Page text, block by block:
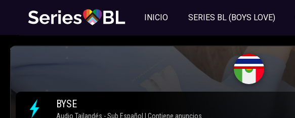
INICIO SERIES BL (BOYS LOVE)